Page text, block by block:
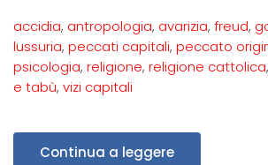
accidia, antropologia, avarizia, freud,
lussuria, peccati capitali, peccato
psicologia, religione, religione cattolica,
e tabù, vizi capitali
Continua a leggere